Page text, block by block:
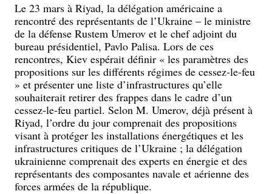
Le 23 mars à Riyad, la délégation américaine a
rencontré des représentants de l’Ukraine – le ministre
de la défense Rustem Umerov et le chef adjoint du
bureau présidentiel, Pavlo Palisa. Lors de ces
rencontres, Kiev espérait définir « les paramètres des
propositions sur les différents régimes de cessez-le-feu
» et présenter une liste d’infrastructures qu’elle
souhaiterait retirer des frappes dans le cadre d’un
cessez-le-feu partiel. Selon M. Umerov, déjà présent à
Riyad, l’ordre du jour comprenait des propositions
visant à protéger les installations énergétiques et les
infrastructures critiques de l’Ukraine ; la délégation
ukrainienne comprenait des experts en énergie et des
représentants des composantes navale et aérienne des
forces armées de la république.